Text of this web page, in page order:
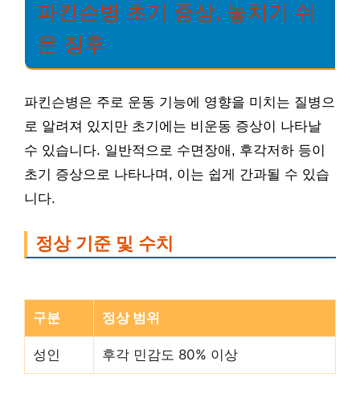
파킨슨병 초기 증상, 놓치기 쉬
운 징후
파킨슨병은 주로 운동 기능에 영향을 미치는 질병으
로 알려져 있지만 초기에는 비운동 증상이 나타날
수 있습니다. 일반적으로 수면장애, 후각저하 등이
초기 증상으로 나타나며, 이는 쉽게 간과될 수 있습
니다.
정상 기준 및 수치
구분 정상 범위
성인 후각 민감도 80% 이상